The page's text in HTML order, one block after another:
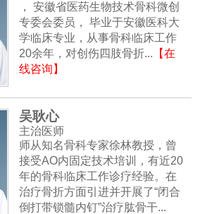
， 安徽省医药生物技术骨科微创
专委会委员， 毕业于安徽医科大
学临床专业，从事骨科临床工作
20余年，对创伤四肢骨折... 【在
线咨询】
吴耿心
主治医师
师从知名骨科专家徐林教授，曾
接受AO内固定技术培训，有近20
年的骨科临床工作诊疗经验。在
治疗骨折方面引进并开展了“闭合
倒打带锁髓内钉”治疗肱骨干...